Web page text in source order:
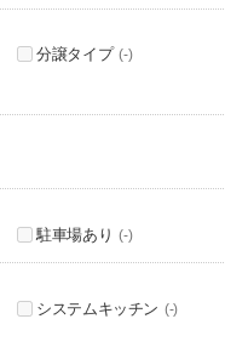
分譲タイプ (-)
駐車場あり (-)
システムキッチン (-)